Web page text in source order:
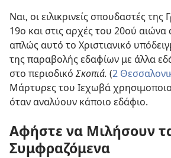
Ναι, οι ειλικρινείς σπουδαστές
19ο και στις αρχές του 20ού
απλώς αυτό το Χριστιανικό
της παραβολής εδαφίων με άλλα
στο περιοδικό Σκοπιά. (2
Μάρτυρες του Ιεχωβά
όταν αναλύουν κάποιο εδάφιο.
Αφήστε να Μιλήσουν
Συμφραζόμενα